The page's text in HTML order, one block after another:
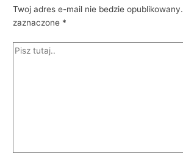
Twoj adres e-mail nie bedzie opublikowany.
zaznaczone *